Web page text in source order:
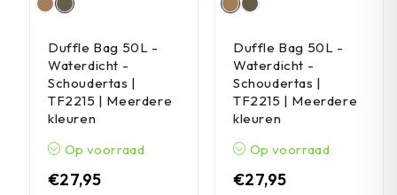
Duffle Bag 50L -
Waterdicht -
Schoudertas |
TF2215 | Meerdere
kleuren
Op voorraad
€27,95
Duffle Bag 50L -
Waterdicht -
Schoudertas |
TF2215 | Meerdere
kleuren
Op voorraad
€27,95